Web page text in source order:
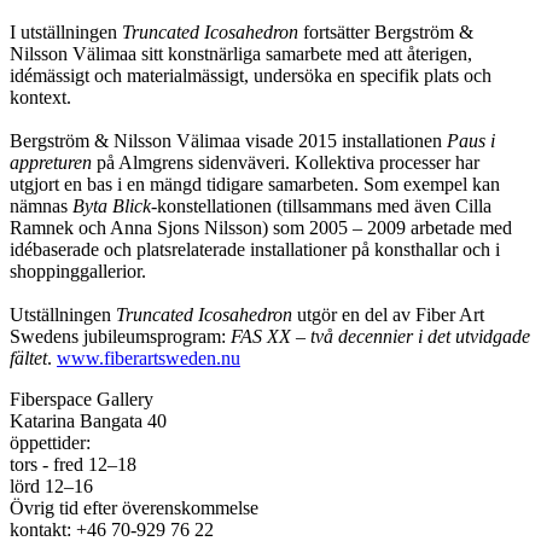
I utställningen Truncated Icosahedron fortsätter Bergström &
Nilsson Välimaa sitt konstnärliga samarbete med att återigen,
idémässigt och materialmässigt, undersöka en specifik plats och
kontext.
Bergström & Nilsson Välimaa visade 2015 installationen Paus i
appreturen på Almgrens sidenväveri. Kollektiva processer har
utgjort en bas i en mängd tidigare samarbeten. Som exempel kan
nämnas Byta Blick-konstellationen (tillsammans med även Cilla
Ramnek och Anna Sjons Nilsson) som 2005 – 2009 arbetade med
idébaserade och platsrelaterade installationer på konsthallar och i
shoppinggallerior.
Utställningen Truncated Icosahedron utgör en del av Fiber Art
Swedens jubileumsprogram: FAS XX – två decennier i det utvidgade
fältet. www.fiberartsweden.nu
Fiberspace Gallery
Katarina Bangata 40
öppettider:
tors - fred 12–18
lörd 12–16
Övrig tid efter överenskommelse
kontakt: +46 70-929 76 22